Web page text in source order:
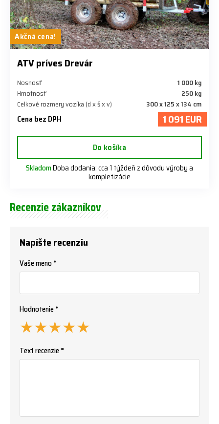
Akčná cena!
ATV príves Drevár
Nosnosť
1 000 kg
Hmotnosť
250 kg
Celkové rozmery vozíka (d x š x v)
300 x 125 x 134 cm
Cena bez DPH 1 091 EUR
Do košíka
SkladomDoba dodania: cca 1 týždeň z dôvodu výroby a
kompletizácie
Recenzie zákazníkov
Napíšte recenziu
Vaše meno *
Hodnotenie *
★
★
★
★
★
Text recenzie *